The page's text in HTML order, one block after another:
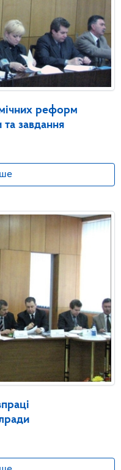
реформ
та завдання